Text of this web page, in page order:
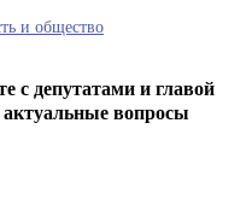
и общество
с депутатами и главой
вопросы